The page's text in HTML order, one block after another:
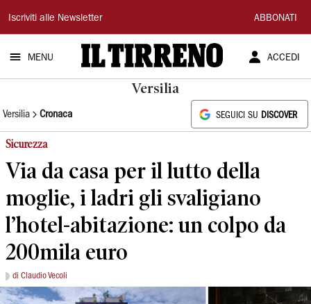
Il
Tirreno
Iscriviti alle Newsletter ABBONATI
MENU ACCEDI
Versilia
Versilia Cronaca SEGUICI SU DISCOVER
Sicurezza
Via da casa per il lutto della
moglie, i ladri gli svaligiano
l’hotel-abitazione: un colpo da
200mila euro
di Claudio Vecoli